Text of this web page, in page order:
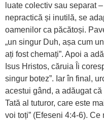
luate colectiv sau separat
nepractică și inutilă, se
oamenilor ca păcătoși.
„un singur Duh, așa cum
ați fost chemați”. Apoi a
Isus Hristos, căruia Îi
singur botez”. Iar în final,
acestui gând, a adăugat
Tată al tuturor, care este
voi toți” (Efeseni 4:4-6).